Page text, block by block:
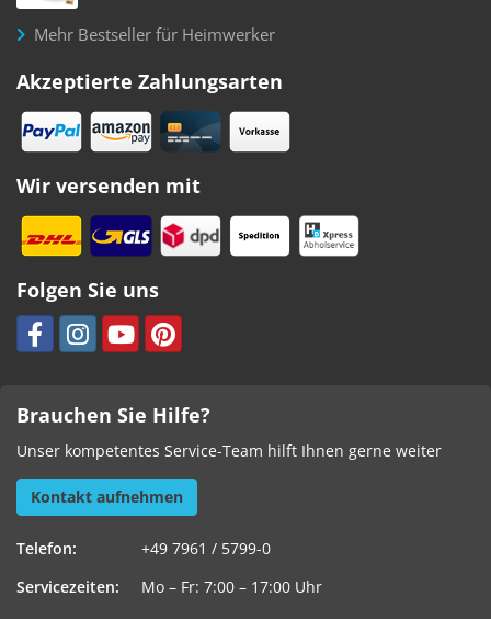
Mehr Bestseller für Heimwerker
Akzeptierte Zahlungsarten
Wir versenden mit
Folgen Sie uns
Brauchen Sie Hilfe?
Unser kompetentes Service-Team hilft Ihnen gerne weiter
Kontakt aufnehmen
Telefon:
+49 7961 / 5799-0
Servicezeiten:
Mo – Fr: 7:00 – 17:00 Uhr